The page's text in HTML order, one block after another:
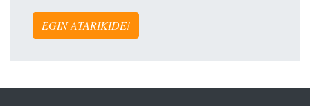
EGIN ATARIKIDE!